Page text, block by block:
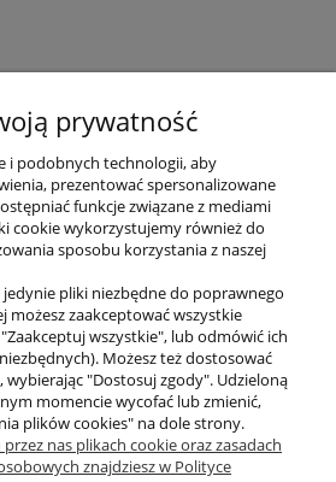
KONTAKT
KONTO
prywatność
i podobnych technologii, aby
prezentować spersonalizowane
funkcje związane z mediami
cookie wykorzystujemy również do
sposobu korzystania z naszej
jedynie pliki niezbędne do poprawnego
możesz zaakceptować wszystkie
wszystkie", lub odmówić ich
Możesz też dostosować
"Dostosuj zgody". Udzieloną
momencie wycofać lub zmienić,
plików cookies" na dole strony.
przez nas plikach cookie oraz zasadach
znajdziesz w Polityce